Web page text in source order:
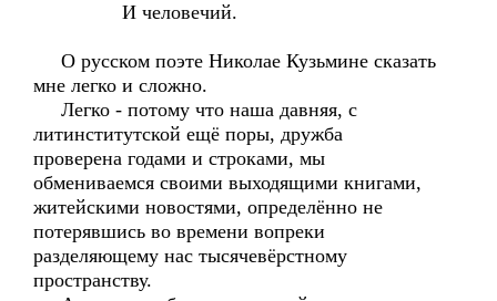
И человечий.
О русском поэте Николае Кузьмине сказать
мне легко и сложно.
Легко - потому что наша давняя, с
литинститутской ещё поры, дружба
проверена годами и строками, мы
обмениваемся своими выходящими книгами,
житейскими новостями, определённо не
потерявшись во времени вопреки
разделяющему нас тысячевёрстному
пространству.